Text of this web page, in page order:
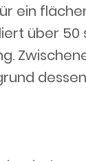
ein
über